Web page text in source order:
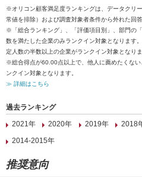
※オリコン顧客満足度ランキングは、データクリ
常値を排除）および調査対象者条件から外れた回
※「総合ランキング」、「評価項目別」、部門の
数を満たした企業のみランクイン対象となります
定人数の半数以上の企業がランクイン対象となりま
※総合得点が60.00点以上で、他人に薦めたくな
ンクイン対象となります。
≫ 詳細はこちら
過去ランキング
2021年
2020年 2019年 2018
2014-2015年
推奨意向